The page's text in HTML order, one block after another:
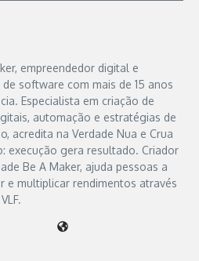
empreendedor digital e
software com mais de 15 anos
Especialista em criação de
automação e estratégias de
acredita na Verdade Nua e Crua
execução gera resultado. Criador
Be A Maker, ajuda pessoas a
e multiplicar rendimentos através